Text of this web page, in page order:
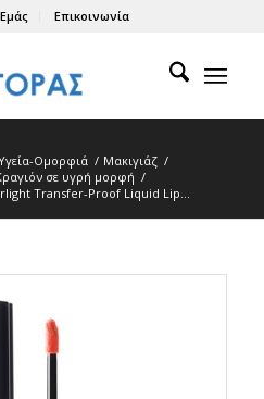
Επικοινωνία
Ομορφιά / Μακιγιάζ /
σε υγρή μορφή /
Transfer-Proof Liquid Lip...